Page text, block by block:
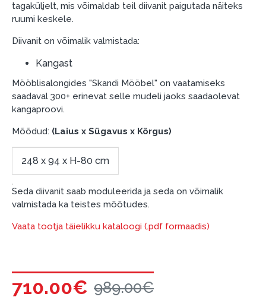
Enne krediidi vormistamist palun tutvuge
kauba tarnetingimustega
garantii ja tagastamise tingimustega
Finantsvastutus:
Laenake vastutustundlikult! Enne laenamist
palun hinnake oma finantsvõimalusi.
tagaküljelt, mis võimaldab teil diivanit paigutada näiteks
ruumi keskele.
Diivanit on võimalik valmistada:
Kangast
Mööblisalongides "Skandi Mööbel" on vaatamiseks
saadaval 300+ erinevat selle mudeli jaoks saadaolevat
kangaproovi.
Mõõdud: (Laius x Sügavus x Kõrgus)
248 x 94 x H-80 cm
Seda diivanit saab moduleerida ja seda on võimalik
valmistada ka teistes mõõtudes.
Vaata tootja täielikku kataloogi (.pdf formaadis)
710.00€ 989.00€